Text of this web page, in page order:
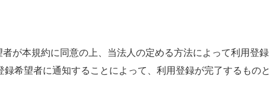
が本規約に同意の上、当法人の定める方法によって利用登録
希望者に通知することによって、利用登録が完了するものと